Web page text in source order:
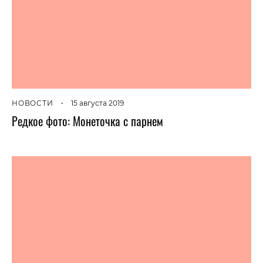
НОВОСТИ • 15 августа 2019
Редкое фото: Монеточка с парнем